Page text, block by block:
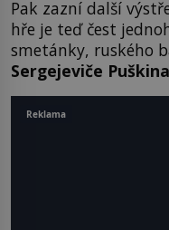
Pak zazní další
hře je teď čest
smetánky, ruského
Sergejeviče Puškina
Reklama